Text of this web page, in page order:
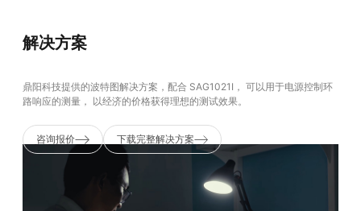
解决方案
鼎阳科技提供的波特图解决方案，配合 SAG1021I， 可以用于电源控制环
路响应的测量， 以经济的价格获得理想的测试效果。
咨询报价 下载完整解决方案